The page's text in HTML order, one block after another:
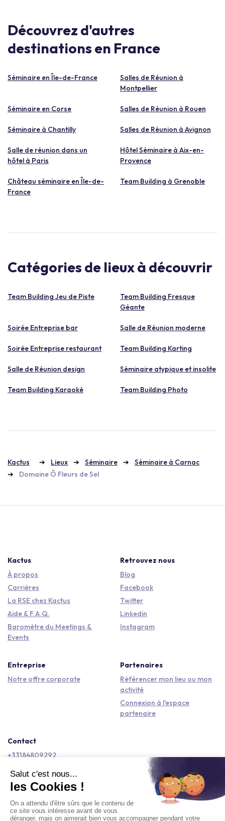
Découvrez d'autres
destinations en France
Séminaire en Île-de-France
Salles de Réunion à
Montpellier
Séminaire en Corse Salles de Réunion à Rouen
Séminaire à Chantilly Salles de Réunion à Avignon
Salle de réunion dans un
hôtel à Paris
Hôtel Séminaire à Aix-en-
Provence
Château séminaire en Île-de-
France
Team Building à Grenoble
Catégories de lieux à découvrir
Team Building Jeu de Piste
Team Building Fresque
Géante
Soirée Entreprise bar Salle de Réunion moderne
Soirée Entreprise restaurant Team Building Karting
Salle de Réunion design Séminaire atypique et insolite
Team Building Karaoké Team Building Photo
Kactus Lieux Séminaire
Séminaire à Carnac
Domaine Ô Fleurs de Sel
Kactus
À propos
Carrières
La RSE chez Kactus
Aide & F.A.Q.
Baromètre du Meetings &
Events
Retrouvez nous
Blog
Facebook
Twitter
Linkedin
Instagram
Entreprise
Notre offre corporate
Partenaires
Référencer mon lieu ou mon
activité
Connexion à l'espace
partenaire
Contact
+33184809292
Copyright © 2026 Kactus Tous droits réservés